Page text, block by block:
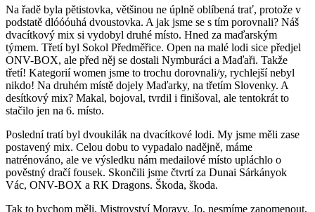
Na řadě byla pětistovka, většinou ne úplně oblíbená trať, protože v
podstatě dlóóóuhá dvoustovka. A jak jsme se s tím porovnali? Náš
dvacítkový mix si vydobyl druhé místo. Hned za maďarským
týmem. Třetí byl Sokol Předměřice. Open na malé lodi sice předjel
ONV-BOX, ale před něj se dostali Nymburáci a Maďaři. Takže
třetí! Kategorií women jsme to trochu dorovnali/y, rychlejší nebyl
nikdo! Na druhém místě dojely Maďarky, na třetím Slovenky. A
desítkový mix? Makal, bojoval, tvrdil i finišoval, ale tentokrát to
stačilo jen na 6. místo.
Poslední tratí byl dvoukilák na dvacítkové lodi. My jsme měli zase
postavený mix. Celou dobu to vypadalo nadějně, máme
natrénováno, ale ve výsledku nám medailové místo upláchlo o
pověstný dračí fousek. Skončili jsme čtvrtí za Dunai Sárkányok
Vác, ONV-BOX a RK Dragons. Škoda, škoda.
Tak to bychom měli. Mistrovství Moravy. Jo, nesmíme zapomenout,